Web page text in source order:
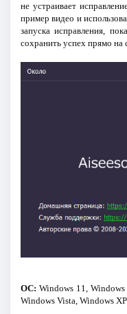
не устраивает
пример видео и
запуска исправления,
сохранить успех прямо на
ОС: Windows 11,
Windows Vista, Windows